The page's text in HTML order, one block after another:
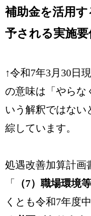
補助金を活用
予される実施要
↑令和7年3月30日
の意味は「やらな
いう解釈ではない
綜しています。
処遇改善加算計画
「 （7）職場環境
くとも令和7年度